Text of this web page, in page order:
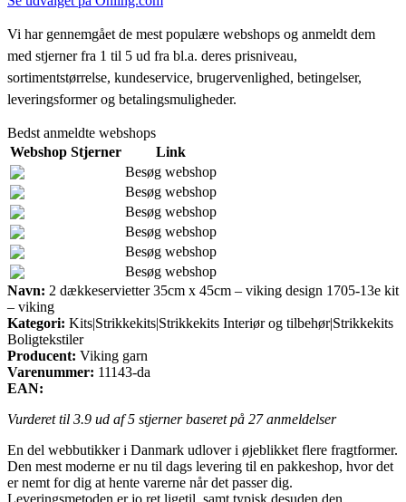
Vi har gennemgået de mest populære webshops og anmeldt dem
med stjerner fra 1 til 5 ud fra bl.a. deres prisniveau,
sortimentstørrelse, kundeservice, brugervenlighed, betingelser,
leveringsformer og betalingsmuligheder.
Bedst anmeldte webshops
Webshop Stjerner
Link
Besøg webshop
Besøg webshop
Besøg webshop
Besøg webshop
Besøg webshop
Besøg webshop
Navn: 2 dækkeservietter 35cm x 45cm – viking design 1705-13e kit
– viking
Kategori: Kits|Strikkekits|Strikkekits Interiør og tilbehør|Strikkekits
Boligtekstiler
Producent: Viking garn
Varenummer: 11143-da
EAN:
Vurderet til 3.9 ud af 5 stjerner baseret på 27anmeldelser
En del webbutikker i Danmark udlover i øjeblikket flere fragtformer.
Den mest moderne er nu til dags levering til en pakkeshop, hvor det
er nemt for dig at hente varerne når det passer dig.
Leveringsmetoden er jo ret ligetil, samt typisk desuden den